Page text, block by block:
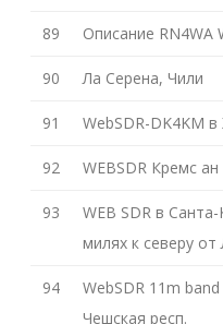
89 Описание RN4WA
90 Ла Серена, Чили
91 WebSDR-DK4KM
92 WEBSDR Кремс
93
WEB SDR в
милях к северу
94
WebSDR 11m
Чешская респ.